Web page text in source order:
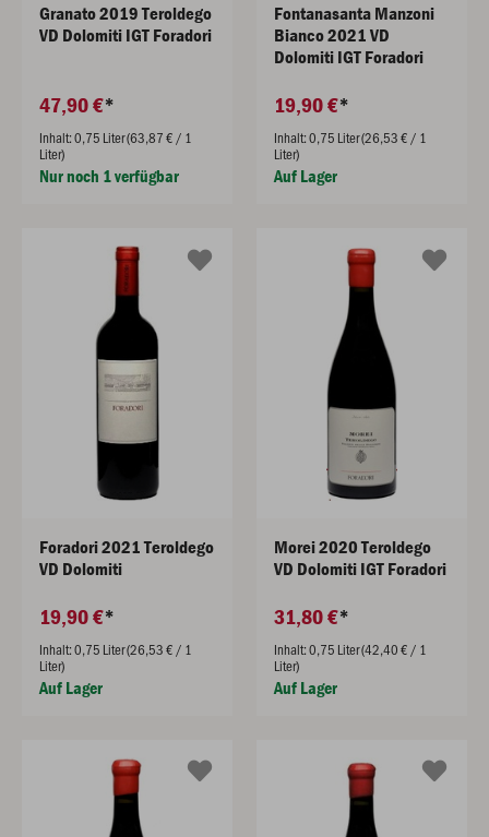
Granato 2019 Teroldego
VD Dolomiti IGT Foradori
47,90 €
Inhalt: 0,75 Liter (63,87 € / 1
Liter)
Nur noch 1 verfügbar
Fontanasanta Manzoni
Bianco 2021 VD
Dolomiti IGT Foradori
19,90 €
Inhalt: 0,75 Liter (26,53 € / 1
Liter)
Auf Lager
Foradori 2021 Teroldego
VD Dolomiti
19,90 €
Inhalt: 0,75 Liter (26,53 € / 1
Liter)
Auf Lager
Morei 2020 Teroldego
VD Dolomiti IGT Foradori
31,80 €
Inhalt: 0,75 Liter (42,40 € / 1
Liter)
Auf Lager